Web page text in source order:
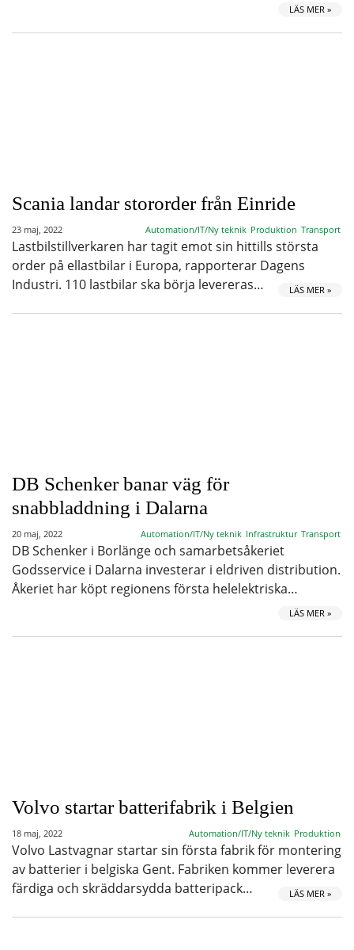
LÄS MER »
Scania landar stororder från Einride
23 maj, 2022 Automation/IT/Ny teknik Produktion Transport
Lastbilstillverkaren har tagit emot sin hittills största
order på ellastbilar i Europa, rapporterar Dagens
Industri. 110 lastbilar ska börja levereras…
LÄS MER »
DB Schenker banar väg för
snabbladdning i Dalarna
20 maj, 2022 Automation/IT/Ny teknik Infrastruktur Transport
DB Schenker i Borlänge och samarbetsåkeriet
Godsservice i Dalarna investerar i eldriven distribution.
Åkeriet har köpt regionens första helelektriska…
LÄS MER »
Volvo startar batterifabrik i Belgien
18 maj, 2022 Automation/IT/Ny teknik Produktion
Volvo Lastvagnar startar sin första fabrik för montering
av batterier i belgiska Gent. Fabriken kommer leverera
färdiga och skräddarsydda batteripack…
LÄS MER »